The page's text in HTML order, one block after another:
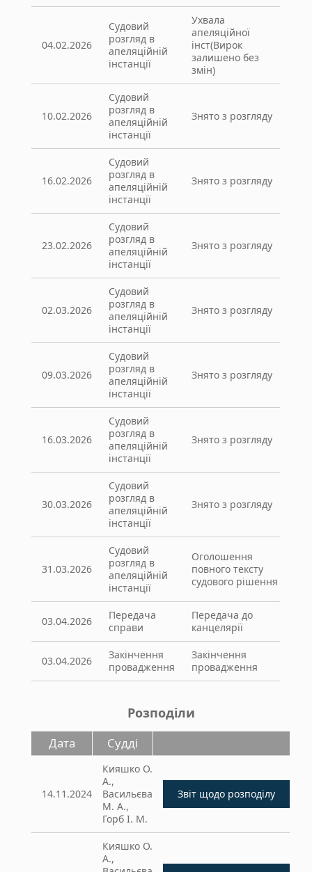
04.02.2026
Судовий
розгляд в
апеляційній
інстанції
Ухвала
апеляційної
інст(Вирок
залишено без
змін)
10.02.2026
Судовий
розгляд в
апеляційній
інстанції
Знято з розгляду
16.02.2026
Судовий
розгляд в
апеляційній
інстанції
Знято з розгляду
23.02.2026
Судовий
розгляд в
апеляційній
інстанції
Знято з розгляду
02.03.2026
Судовий
розгляд в
апеляційній
інстанції
Знято з розгляду
09.03.2026
Судовий
розгляд в
апеляційній
інстанції
Знято з розгляду
16.03.2026
Судовий
розгляд в
апеляційній
інстанції
Знято з розгляду
30.03.2026
Судовий
розгляд в
апеляційній
інстанції
Знято з розгляду
31.03.2026
Судовий
розгляд в
апеляційній
інстанції
Оголошення
повного тексту
судового рішення
03.04.2026
Передача
справи
Передача до
канцелярії
03.04.2026
Закінчення
провадження
Закінчення
провадження
Розподіли
Дата Судді
14.11.2024
Кияшко О.
А.,
Васильєва
М. А.,
Горб І. М.
Кияшко О.
А.,